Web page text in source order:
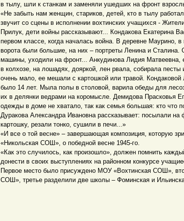
в тылу, шли к станкам и заменяли ушедших на фронт
«Не забыть нам женщин, стариков, детей, кто в тылу
звучит со сцены в исполнении вохтинских учащихся -
Прилук, дети войны рассказывают... Кондакова Екатерина
первом классе, когда началась война. В деревне Маурино, в
ворота были большие, на них – портреты Ленина и Сталина.
машины, уходили на фронт... Анкудинова Лидия Матвеевна,
в колхозе, на лошадях, дояркой, лен рвала, собирала
очень мало, ее мешали с картошкой или травой.
было 14 лет. Мыла полы в столовой, варила обеды для
их в делянки ведрами на коромысле. Демидова Прасковья
одежды в доме не хватало, так как семья большая: кто что
Дуракова Александра Ивановна рассказывает: посылали
картошку, резали тонко, сушили в печи...»
«И все о той весне» – завершающая композиция, которую
«Никольская СОШ», о победной весне 1945-го.
«Как это случилось, как произошло», должен помнить
донести в своих выступлениях на районном конкурсе
Первое место было присуждено МОУ «Вохтинская СОШ»,
СОШ», третье разделили две школы – Фоминская и